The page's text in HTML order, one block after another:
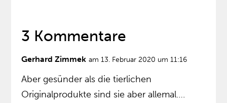
3 Kommentare
Gerhard Zimmek am 13. Februar 2020 um 11:16
Aber gesünder als die tierlichen
Originalprodukte sind sie aber allemal….